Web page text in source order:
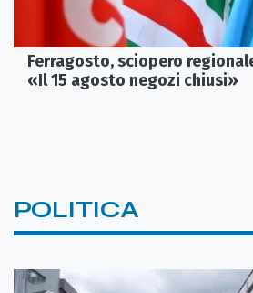
Ferragosto, sciopero
«Il 15 agosto negozi chiusi»
POLITICA